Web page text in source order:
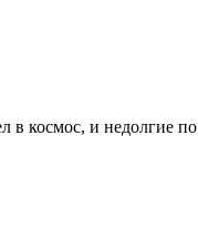
в космос, и недолгие по